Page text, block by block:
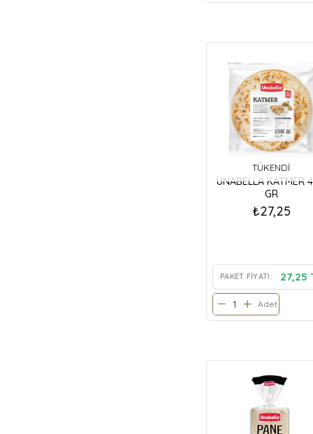
TÜKENDI
UNABELLA KATMER
GR
₺27,25
PAKET FIYATI: 27,25
Adet